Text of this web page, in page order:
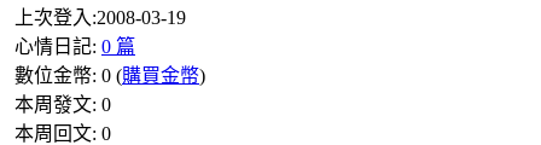
上次登入:2008-03-19
心情日記: 0 篇
數位金幣: 0 (購買金幣)
本周發文: 0
本周回文: 0